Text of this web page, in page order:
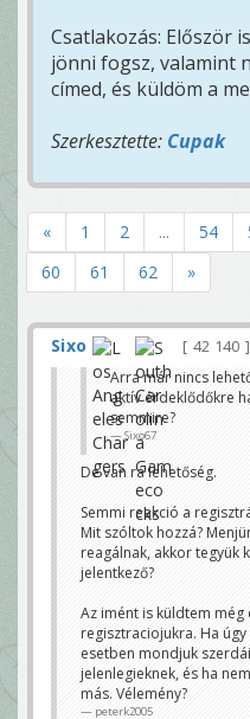
Csatlakozás: Először
jönni fogsz, valamint
címed, és küldöm a
Szerkesztette: Cupak
« 1 2 ... 54
60
61 62 »
Sixo 42 140
Arra már nincs
aktív érdeklődőkre
semmire?
Sixo67
De van rá lehetőség.
Semmi reakció a
Mit szóltok hozzá?
reagálnak, akkor tegyük
jelentkező?
Az imént is küldtem még
regisztraciojukra. Ha
esetben mondjuk
jelenlegieknek, és ha
más. Vélemény?
peterk2005